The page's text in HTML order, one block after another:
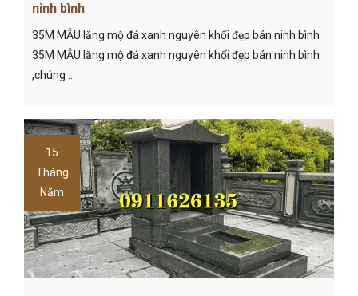
ninh bình
35M MẪU lăng mộ đá xanh nguyên khối đẹp bán ninh bình
35M MẪU lăng mộ đá xanh nguyên khối đẹp bán ninh bình
,chúng ...
15
Tháng
Năm